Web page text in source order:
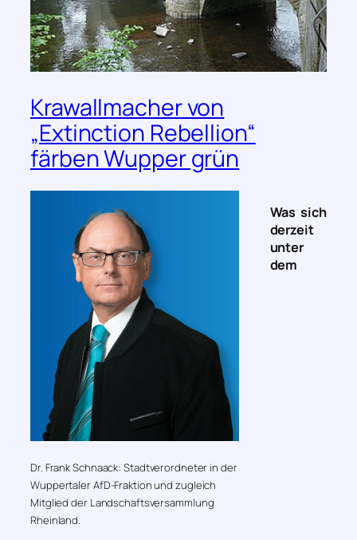
Krawallmacher von
„Extinction Rebellion“
färben Wupper grün
Dr. Frank Schnaack: Stadtverordneter in der
Wuppertaler AfD-Fraktion und zugleich
Mitglied der Landschaftsversammlung
Rheinland.
Was sich
derzeit
unter
dem